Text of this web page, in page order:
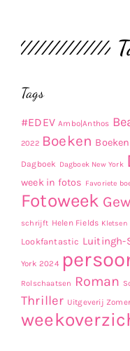
Tags
#EDEV Ambo|Anthos
2022 Boeken
Dagboek Dagboek New York
week in fotos Favoriete
Fotoweek
schrijft Helen Fields Kletsen
Lookfantastic
York 2024
Rolschaatsen Roman
Thriller Uitgeverij